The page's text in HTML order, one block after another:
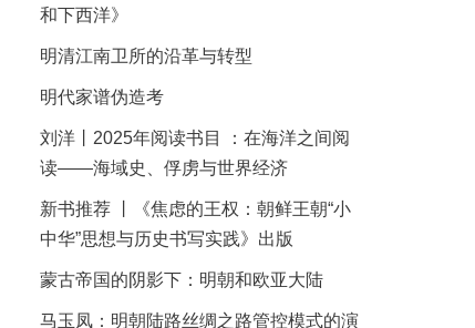
和下西洋》
明清江南卫所的沿革与转型
明代家谱伪造考
刘洋丨2025年阅读书目 ：在海洋之间阅
读——海域史、俘虏与世界经济
新书推荐 丨《焦虑的王权：朝鲜王朝“小
中华”思想与历史书写实践》出版
蒙古帝国的阴影下：明朝和欧亚大陆
马玉凤：明朝陆路丝绸之路管控模式的演